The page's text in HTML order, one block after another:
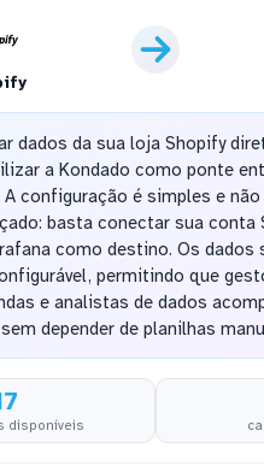
dados da sua loja Shopify
a Kondado como ponte
configuração é simples e
basta conectar sua conta
como destino. Os dados
permitindo que
e analistas de dados
depender de planilhas
disponíveis